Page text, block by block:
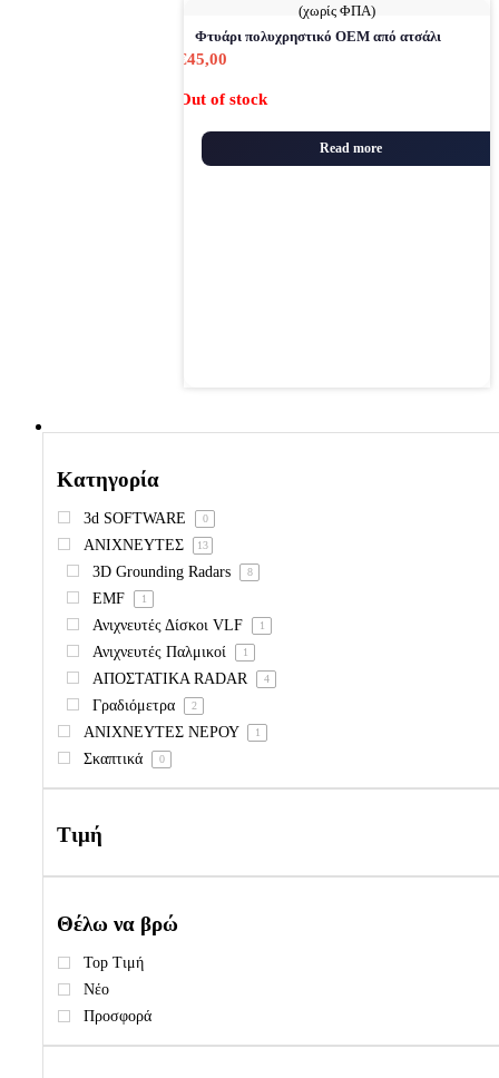
Φτυάρι πολυχρηστικό ΟΕΜ από ατσάλι
€45,00
(χωρίς ΦΠΑ)
Out of stock
Read more
Κατηγορία
3d SOFTWARE 0
ΑΝΙΧΝΕΥΤΕΣ 13
3D Grounding Radars 8
EMF 1
Ανιχνευτές Δίσκοι VLF 1
Ανιχνευτές Παλμικοί 1
ΑΠΟΣΤΑΤΙΚΑ RADAR 4
Γραδιόμετρα 2
ΑΝΙΧΝΕΥΤΕΣ ΝΕΡΟΥ 1
Σκαπτικά 0
Τιμή
Θέλω να βρώ
Top Τιμή
Νέο
Προσφορά